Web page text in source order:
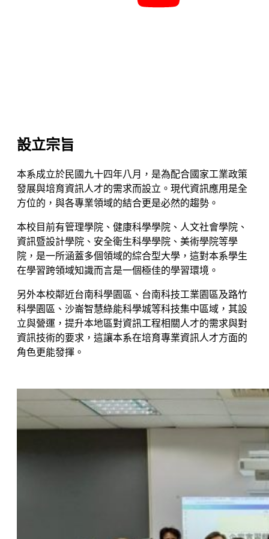
設立宗旨
本系成立於民國九十四年八月，是為配合國家工業政策
發展與培育資訊人才的需求而設立。現代資訊應用是全
方位的，與各專業領域的結合更是必然的趨勢。
本校目前有管理學院、健康科學學院、人文社會學院、
資訊暨設計學院、安全衛生科學學院、美術學院等學
院，是一所涵蓋多個領域的綜合型大學，這對本系學生
在學習跨領域知識而言是一個極佳的學習環境。
另外本校鄰近台南科學園區、台南科技工業園區及路竹
科學園區、沙崙智慧綠能科學城等科技集中區域，其設
立與營運，提升本地區對資訊工程相關人才的需求與對
資訊技術的要求，這讓本系在培育專業資訊人才方面的
角色更能發揮。